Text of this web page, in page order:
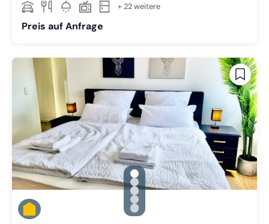
+ 22 weitere
Preis auf Anfrage
gallery.slide_selector
Zu Slide 1 wechseln
Zu Slide 2 wechseln
Zu Slide 3 wechseln
Zu Slide 4 wechseln
Zu Slide 5 wechseln